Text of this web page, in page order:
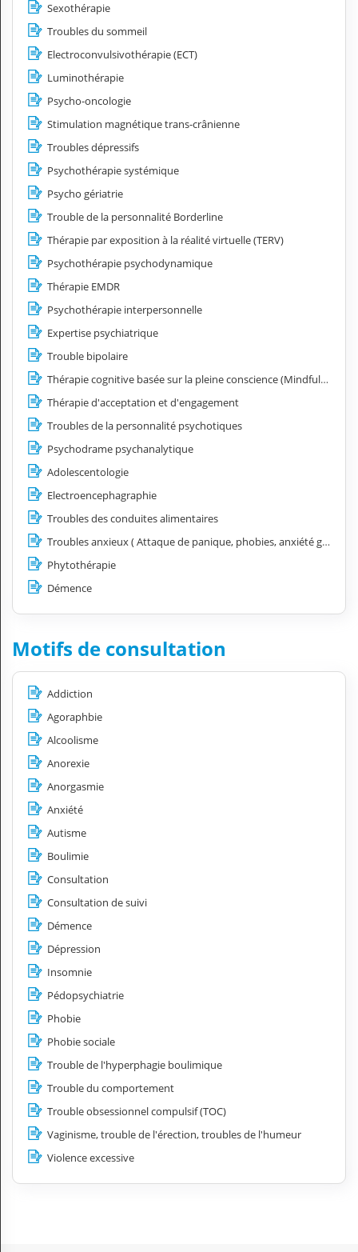
Sexothérapie
Troubles du sommeil
Electroconvulsivothérapie (ECT)
Luminothérapie
Psycho-oncologie
Stimulation magnétique trans-crânienne
Troubles dépressifs
Psychothérapie systémique
Psycho gériatrie
Trouble de la personnalité Borderline
Thérapie par exposition à la réalité virtuelle (TERV)
Psychothérapie psychodynamique
Thérapie EMDR
Psychothérapie interpersonnelle
Expertise psychiatrique
Trouble bipolaire
Thérapie cognitive basée sur la pleine conscience (Mindfulness)
Thérapie d'acceptation et d'engagement
Troubles de la personnalité psychotiques
Psychodrame psychanalytique
Adolescentologie
Electroencephagraphie
Troubles des conduites alimentaires
Troubles anxieux ( Attaque de panique, phobies, anxiété généralisé, tics..)
Phytothérapie
Démence
Motifs de consultation
Addiction
Agoraphbie
Alcoolisme
Anorexie
Anorgasmie
Anxiété
Autisme
Boulimie
Consultation
Consultation de suivi
Démence
Dépression
Insomnie
Pédopsychiatrie
Phobie
Phobie sociale
Trouble de l'hyperphagie boulimique
Trouble du comportement
Trouble obsessionnel compulsif (TOC)
Vaginisme, trouble de l'érection, troubles de l'humeur
Violence excessive